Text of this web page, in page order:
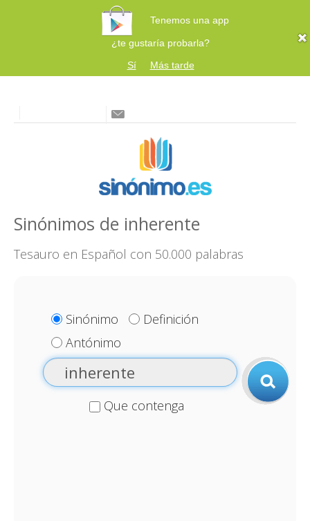
Tenemos una app
¿te gustaría probarla?
Sí
Más tarde
Sinónimos de inherente
Tesauro en Español con 50.000 palabras
Sinónimo
Definición
Antónimo
Que contenga